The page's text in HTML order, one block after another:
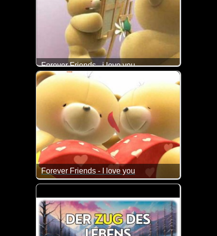
Forever Friends - i love you
Das ist doch ein super liebes Video.
Forever Friends - I love you
Wenn das nicht mal wieder super herzig ist.